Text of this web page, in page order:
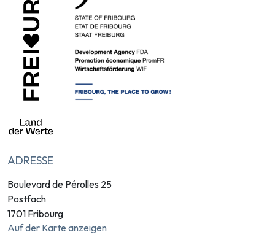
ADRESSE
Boulevard de Pérolles 25
Postfach
1701 Fribourg
Auf der Karte anzeigen